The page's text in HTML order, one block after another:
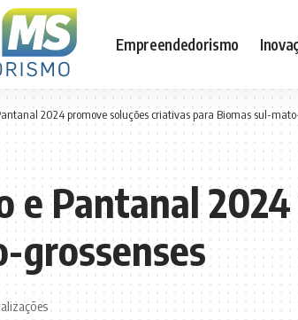
Empreendedorismo
2024 promove soluções criativas para Biomas sul-
e Pantanal
grossenses